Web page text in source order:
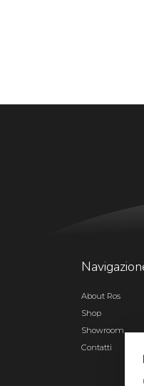
About Ros
Shop
Showroom
Contatti